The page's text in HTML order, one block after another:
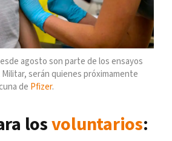
agosto son parte de los ensayos
serán quienes próximamente
de Pfizer.
losvoluntarios: